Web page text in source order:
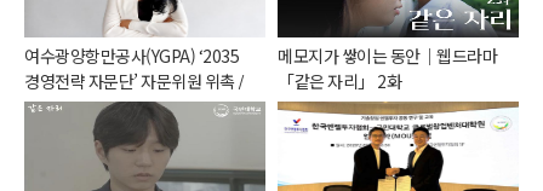
여수광양항만공사(YGPA) ‘2035
경영전략 자문단’ 자문위원 위촉 /
오은영(KIBS) 교수
메모지가 쌓이는 동안｜웹드라마
「같은 자리」 2화